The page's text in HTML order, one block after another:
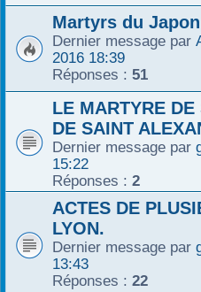
Martyrs du
Dernier message par
2016 18:39
Réponses : 51
LE MARTYRE
DE SAINT
Dernier message par
15:22
Réponses : 2
ACTES DE
LYON.
Dernier message par
13:43
Réponses : 22